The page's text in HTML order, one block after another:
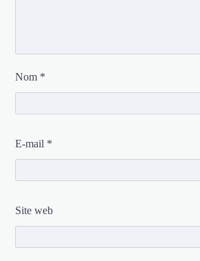
Nom *
E-mail *
Site web